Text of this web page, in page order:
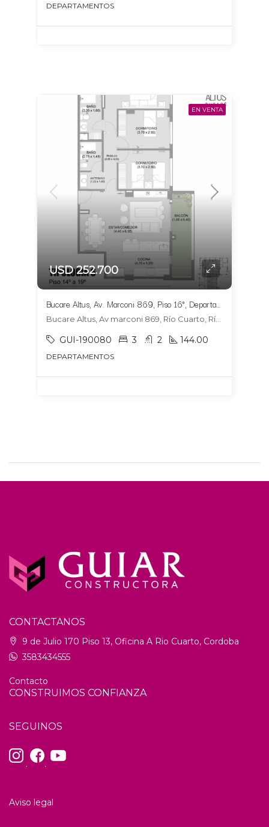
DEPARTAMENTOS
EN VENTA
USD 252.700
Bucare Altus, Av. Marconi 869, Piso 16°, Departamento 1604, Tipologia 6
Bucare Altus, Av marconi 869, Río Cuarto, Río Cuarto
GUI-190080 3 2 144.00
DEPARTAMENTOS
CONTACTANOS
9 de Julio 170 Piso 13, Oficina A Rio Cuarto, Cordoba
3583434555
Contacto
CONSTRUIMOS CONFIANZA
SEGUINOS
. .
Aviso legal